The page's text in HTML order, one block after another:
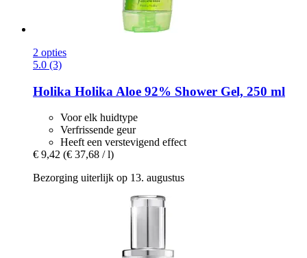
2 opties
5.0 (3)
Holika Holika Aloe 92% Shower Gel, 250 ml
Voor elk huidtype
Verfrissende geur
Heeft een verstevigend effect
€ 9,42 (€ 37,68 / l)
Bezorging uiterlijk op 13. augustus